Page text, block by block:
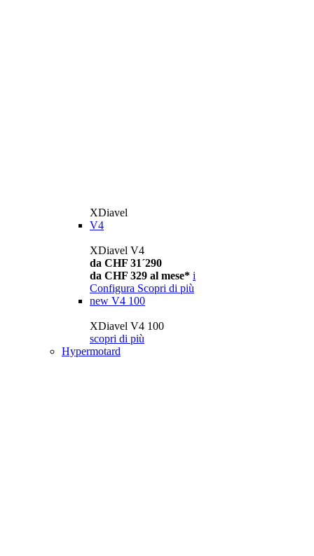
XDiavel
V4
XDiavel V4
da CHF 31´290
da CHF 329 al mese* i
Configura Scopri di più
new V4 100
XDiavel V4 100
scopri di più
Hypermotard